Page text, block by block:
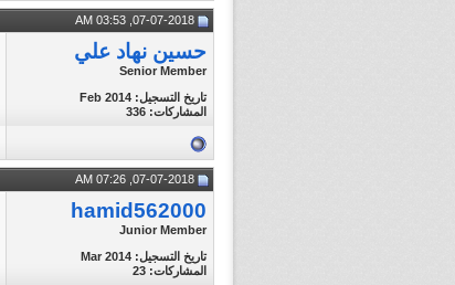
حسين نهاد علي
Senior Member
تاريخ التسجيل: Feb 2014
المشاركات: 336
hamid562000
Junior Member
تاريخ التسجيل: Mar 2014
المشاركات: 23